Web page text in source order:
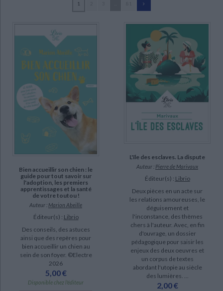
Critique et histoire littéraire
Classiques scolaires Littérature ancienne et médiévale
Littérature de voyage Audio - Livres lus
Littérature en version originale Humour
Ecologie - Environnement Religions - Spiritualités
Histoire de France Biographies historiques
Histoire - Généralités Histoire des pays
Géographie
Culture scientifique
Guéno, Jean-Pierre (42)
Baudelaire, Charles (24)
Shakespeare, William (24)
Doyle, Arthur Conan (22)
Sadoul, Barbara (21)
Hugo, François-Victor (20)
SUPPORT
livre (43)
coffret (11)
Sherlock Holmes (22)
Le Poulpe (20)
Une autre histoire de la littérature française (10)
Les aventures extraordinaires d'Adèle Blanc-Sec (9)
1
Bien accueillir son chien : le
guide pour tout savoir sur
l'adoption, les premiers
apprentissages et la santé
de votre toutou !
Auteur : Marion Abeille
Éditeur(s) : Librio
Des conseils, des astuces
ainsi que des repères pour
bien accueillir un chien au
sein de son foyer. ©Electre
2026
5,00 €
Disponible chez l'éditeur
L'île des esclaves. La dispute
Auteur : Pierre de Marivaux
Éditeur(s) : Librio
Deux pièces en un acte sur
les relations amoureuses, le
déguisement et
l'inconstance, des thèmes
chers à l'auteur. Avec, en fin
d'ouvrage, un dossier
pédagogique pour saisir les
enjeux des deux oeuvres et
un corpus de textes
abordant l'utopie au siècle
des lumières. ...
2,00 €